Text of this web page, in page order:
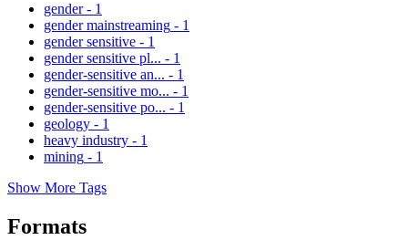
gender - 1
gender mainstreaming - 1
gender sensitive - 1
gender sensitive pl... - 1
gender-sensitive an... - 1
gender-sensitive mo... - 1
gender-sensitive po... - 1
geology - 1
heavy industry - 1
mining - 1
Show More Tags
Formats